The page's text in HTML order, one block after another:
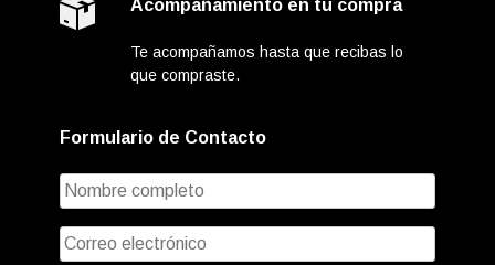
Acompañamiento en tu compra
Te acompañamos hasta que recibas lo
que compraste.
Formulario de Contacto